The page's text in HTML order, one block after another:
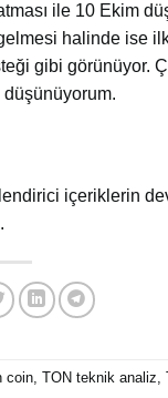
ile 10 Ekim
halinde ise
gibi
içeriklerin
coin,TON teknik analiz,